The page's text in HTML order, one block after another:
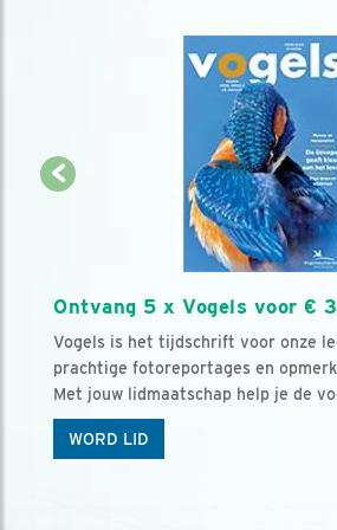
Ontvang 5 x Vogels voor €
Vogels is het tijdschrift voor onze
prachtige fotoreportages en
Met jouw lidmaatschap help je de
WORD LID